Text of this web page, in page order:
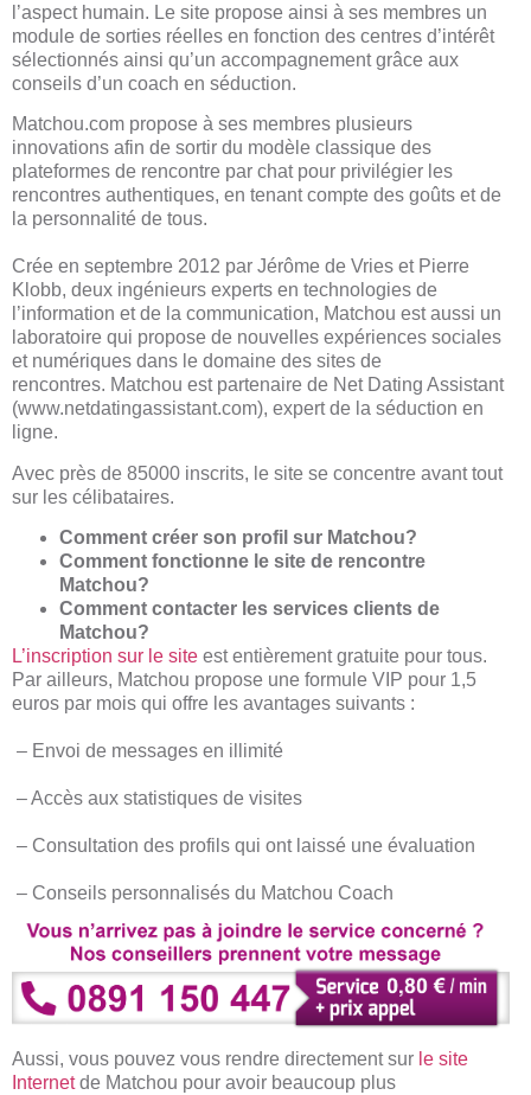
l’aspect humain. Le site propose ainsi à ses membres un
module de sorties réelles en fonction des centres d’intérêt
sélectionnés ainsi qu’un accompagnement grâce aux
conseils d’un coach en séduction.
Matchou.com propose à ses membres plusieurs
innovations afin de sortir du modèle classique des
plateformes de rencontre par chat pour privilégier les
rencontres authentiques, en tenant compte des goûts et de
la personnalité de tous.
Crée en septembre 2012 par Jérôme de Vries et Pierre
Klobb, deux ingénieurs experts en technologies de
l’information et de la communication, Matchou est aussi un
laboratoire qui propose de nouvelles expériences sociales
et numériques dans le domaine des sites de
rencontres. Matchou est partenaire de Net Dating Assistant
(www.netdatingassistant.com), expert de la séduction en
ligne.
Avec près de 85000 inscrits, le site se concentre avant tout
sur les célibataires.
Comment créer son profil sur Matchou?
Comment fonctionne le site de rencontre
Matchou?
Comment contacter les services clients de
Matchou?
L’inscription sur le site est entièrement gratuite pour tous.
Par ailleurs, Matchou propose une formule VIP pour 1,5
euros par mois qui offre les avantages suivants :
– Envoi de messages en illimité
– Accès aux statistiques de visites
– Consultation des profils qui ont laissé une évaluation
– Conseils personnalisés du Matchou Coach
Aussi, vous pouvez vous rendre directement sur le site
Internetde Matchou pour avoir beaucoup plus